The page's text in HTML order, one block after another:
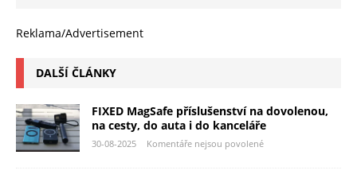
Reklama/Advertisement
DALŠÍ ČLÁNKY
FIXED MagSafe příslušenství na dovolenou,
na cesty, do auta i do kanceláře
30-08-2025 Komentáře nejsou povolené